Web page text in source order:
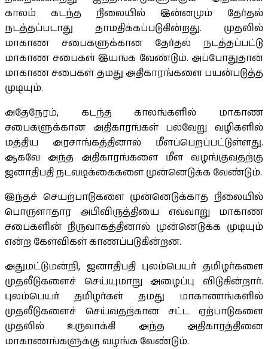
காலம் கடந்த நிலையில் இன்னமும் தேர்தல்
நடத்தப்படாது தாமதிக்கப்படுகின்றது. முதலில்
மாகாண சபைகளுக்கான தேர்தல் நடத்தப்பட்டு
மாகாண சபைகள் இயங்க வேண்டும். அப்போதுதான்
மாகாண சபைகள் தமது அதிகாரங்களை பயன்படுத்த
முடியும்.
அதேநேரம், கடந்த காலங்களில் மாகாண
சபைகளுக்கான அதிகாரங்கள் பல்வேறு வழிகளில்
மத்திய அரசாங்கத்தினால் மீளப்பெறப்பட்டுள்ளது.
ஆகவே அந்த அதிகாரங்களை மீள வழங்குவதற்கு
ஜனாதிபதி நடவடிக்கைகளை முன்னெடுக்க வேண்டும்.
இந்தச் செயற்பாடுகளை முன்னெடுக்காத நிலையில்
பொருளாதார அபிவிருத்தியை எவ்வாறு மாகாண
சபைகளின் நிருவாகத்தினால் முன்னெடுக்க முடியும்
என்ற கேள்விகள் காணப்படுகின்றன.
அதுமட்டுமன்றி, ஜனாதிபதி புலம்பெயர் தமிழர்களை
முதலீடுகளைச் செய்யுமாறு அழைப்பு விடுகின்றார்.
புலம்பெயர் தமிழர்கள் தமது மாகாணங்களில்
முதலீடுகளைச் செய்வதற்கான சட்ட ஏற்பாடுகளை
முதலில் உருவாக்கி அந்த அதிகாரத்தினை
மாகாணங்களுக்கு வழங்க வேண்டும்.